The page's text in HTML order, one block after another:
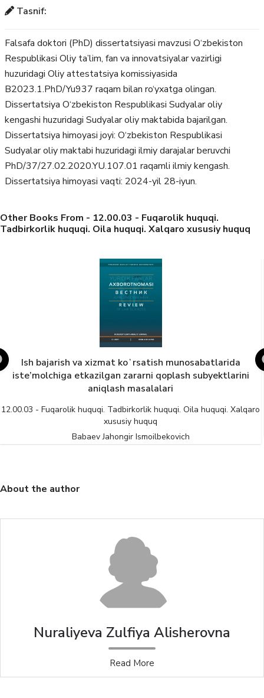
Tasnif:
Falsafa doktori (PhD) dissertatsiyasi mavzusi O‘zbekiston
Respublikasi Oliy ta’lim, fan va innovatsiyalar vazirligi
huzuridagi Oliy attestatsiya komissiyasida
В2023.1.PhD/Yu937 raqam bilan ro‘yxatga olingan.
Dissertatsiya O‘zbekiston Respublikasi Sudyalar oliy
kengashi huzuridagi Sudyalar oliy maktabida bajarilgan.
Dissertatsiya himoyasi joyi: O‘zbekiston Respublikasi
Sudyalar oliy maktabi huzuridagi ilmiy darajalar beruvchi
PhD/37/27.02.2020.YU.107.01 raqamli ilmiy kengash.
Dissertatsiya himoyasi vaqti: 2024-yil 28-iyun.
Other Books From - 12.00.03 - Fuqarolik huquqi.
Tadbirkorlik huquqi. Oila huquqi. Xalqaro xususiy huquq
Ish bajarish va xizmat koʻrsatish munosabatlarida
iste’molchiga etkazilgan zararni qoplash subyektlarini
aniqlash masalalari
12.00.03 - Fuqarolik huquqi. Tadbirkorlik huquqi. Oila huquqi. Xalqaro
xususiy huquq
Babaev Jahongir Ismoilbekovich
About the author
Nuraliyeva Zulfiya Alishеrovna
Read More